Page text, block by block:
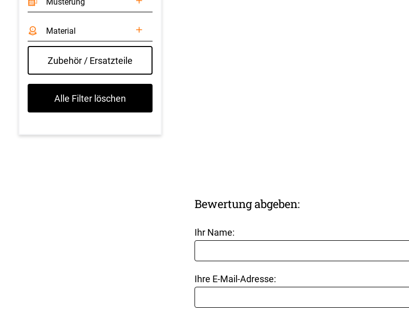
Material
Zubehör / Ersatzteile
Alle Filter löschen
Bewertung abgeben:
Ihr Name:
Ihre E-Mail-Adresse: